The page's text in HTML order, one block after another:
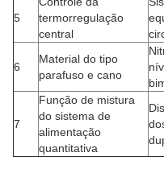
5
termorregulação
central
6
Material do tipo
parafuso e cano
7
Função de mistura
do sistema de
alimentação
quantitativa